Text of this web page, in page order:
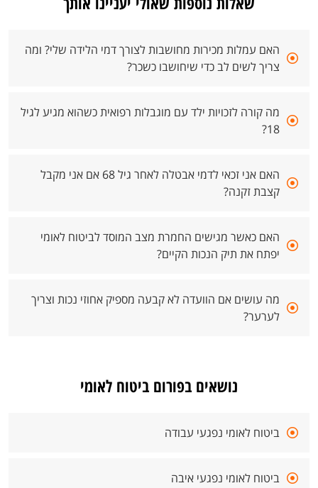
האם עמלות מכירות מחושבות לצורך דמי הלידה שלי? ומה
צריך לשים לב כדי שיחושבו כשכר?
מה קורה לזכויות ילד עם מוגבלות רפואית כשהוא מגיע לגיל
18?
האם אני זכאי לדמי אבטלה לאחר גיל 68 אם אני מקבל
קצבת זקנה?
האם כאשר מגישים החמרת מצב המוסד לביטוח לאומי
יפתח את תיק הנכות הקיים?
מה עושים אם הוועדה לא קבעה מספיק אחוזי נכות וצריך
לערער?
נושאים בפורום ביטוח לאומי
ביטוח לאומי נפגעי עבודה
ביטוח לאומי נפגעי איבה